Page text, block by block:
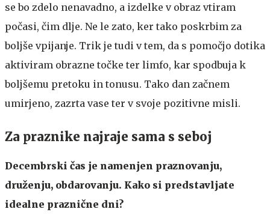
se bo zdelo nenavadno, a izdelke v obraz vtiram
počasi, čim dlje. Ne le zato, ker tako poskrbim za
boljše vpijanje. Trik je tudi v tem, da s pomočjo dotika
aktiviram obrazne točke ter limfo, kar spodbuja k
boljšemu pretoku in tonusu. Tako dan začnem
umirjeno, zazrta vase ter v svoje pozitivne misli.
Za praznike najraje sama s seboj
Decembrski čas je namenjen praznovanju,
druženju, obdarovanju. Kako si predstavljate
idealne praznične dni?